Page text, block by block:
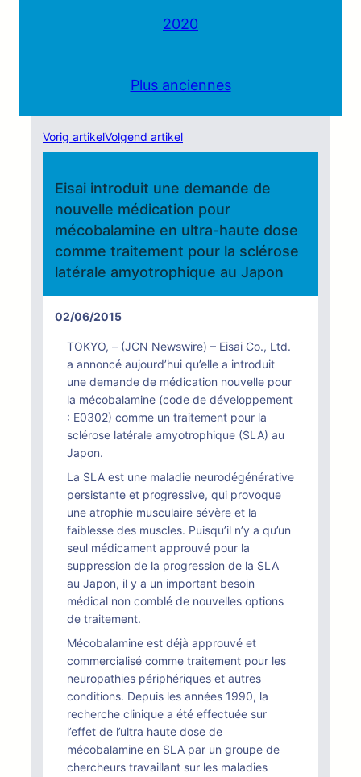
2020
Plus anciennes
Vorig artikelVolgend artikel
Eisai introduit une demande de
nouvelle médication pour
mécobalamine en ultra-haute dose
comme traitement pour la sclérose
latérale amyotrophique au Japon
02/06/2015
TOKYO, – (JCN Newswire) – Eisai Co., Ltd.
a annoncé aujourd’hui qu’elle a introduit
une demande de médication nouvelle pour
la mécobalamine (code de développement
: E0302) comme un traitement pour la
sclérose latérale amyotrophique (SLA) au
Japon.
La SLA est une maladie neurodégénérative
persistante et progressive, qui provoque
une atrophie musculaire sévère et la
faiblesse des muscles. Puisqu’il n’y a qu’un
seul médicament approuvé pour la
suppression de la progression de la SLA
au Japon, il y a un important besoin
médical non comblé de nouvelles options
de traitement.
Mécobalamine est déjà approuvé et
commercialisé comme traitement pour les
neuropathies périphériques et autres
conditions. Depuis les années 1990, la
recherche clinique a été effectuée sur
l’effet de l’ultra haute dose de
mécobalamine en SLA par un groupe de
chercheurs travaillant sur les maladies